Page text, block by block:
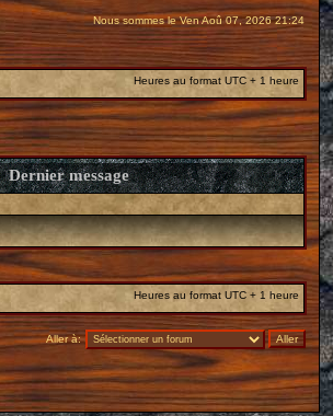
Nous sommes le Ven Aoû 07, 2026 21:24
Heures au format UTC + 1 heure
Dernier message
Heures au format UTC + 1 heure
Aller à: